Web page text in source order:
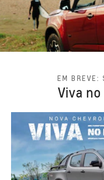
EM BREVE:
Viva no